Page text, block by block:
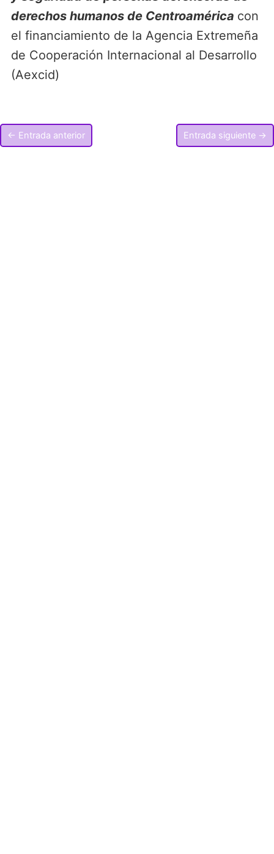
derechos humanos de Centroamérica con
el financiamiento de la Agencia Extremeña
de Cooperación Internacional al Desarrollo
(Aexcid)
← Entrada anterior Entrada siguiente →